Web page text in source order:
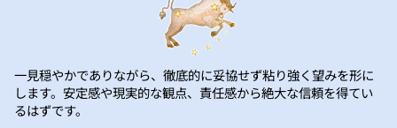
一見穏やかでありながら、徹底的に妥協せず粘り強く望みを形に
します。安定感や現実的な観点、責任感から絶大な信頼を得てい
るはずです。